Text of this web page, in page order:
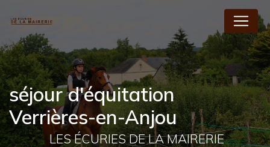
séjour d'équitation
Verrières-en-Anjou
LES ÉCURIES DE LA MAIRERIE